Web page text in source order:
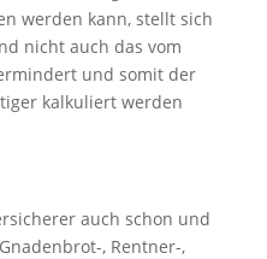
werden kann, stellt sich
nicht auch das vom
und somit der
kalkuliert werden
auch schon und
, Rentner-,